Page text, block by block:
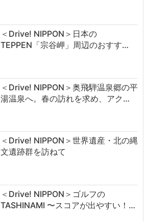
＜Drive! NIPPON＞日本の
TEPPEN「宗谷岬」周辺のおすす…
＜Drive! NIPPON＞奥飛騨温泉郷の平
湯温泉へ。春の訪れを求め、アク…
＜Drive! NIPPON＞世界遺産・北の縄
文遺跡群を訪ねて
＜Drive! NIPPON＞ゴルフの
TASHINAMI 〜スコアが出やすい！…